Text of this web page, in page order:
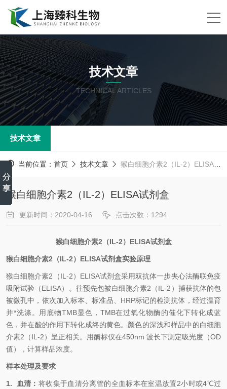
技术文章
TECHNICAL ARTICLES
技术文章
当前位置： 首页 技术文章 猴白细胞介素2（IL-2）ELISA试剂盒
猴白细胞介素2（IL-2）ELISA试剂盒
更新时间：2020-04-16 点击次数：1294
猴白细胞介素2（IL-2） ELISA试剂盒
猴白细胞介素2（IL-2） ELISA试剂盒实验原理
猴白细胞介素2（IL-2） ELISA试剂盒采用双抗体一步夹心法酶联免疫
吸附试验（ELISA）。往预先包被白细胞介素2（IL-2） 捕获抗体的包
被微孔中，依次加入标本、标准品、HRP标记的检测抗体，经过温育
并*洗涤。用底物TMB显色，TMB在过氧化物酶的催化下转化成蓝
色，并在酸的作用下转化成终的黄色。颜色的深浅和样品中的白细胞
介素2（IL-2） 呈正相关。用酶标仪在450nm 波长下测定吸光度（OD
值），计算样品浓度。
样本处理及要求
1. 血清： 将收集于血清分离管的全血标本在室温放置2小时或4℃过